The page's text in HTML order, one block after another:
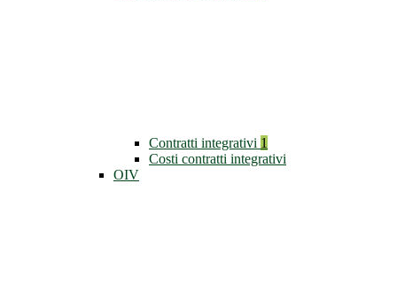
Contratti integrativi 1
Costi contratti integrativi
OIV